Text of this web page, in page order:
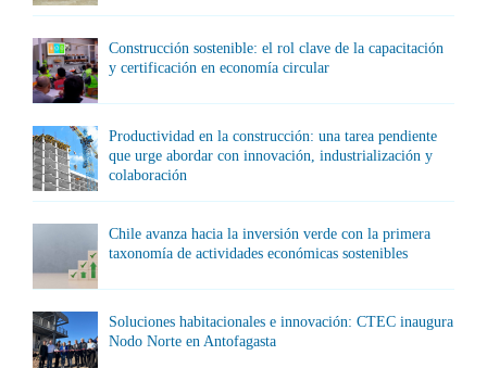
Construcción sostenible: el rol clave de la capacitación
y certificación en economía circular
Productividad en la construcción: una tarea pendiente
que urge abordar con innovación, industrialización y
colaboración
Chile avanza hacia la inversión verde con la primera
taxonomía de actividades económicas sostenibles
Soluciones habitacionales e innovación: CTEC inaugura
Nodo Norte en Antofagasta